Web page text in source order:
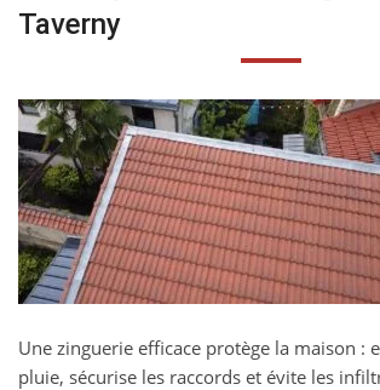
Taverny
Une zinguerie efficace protège la maison :
pluie, sécurise les raccords et évite les